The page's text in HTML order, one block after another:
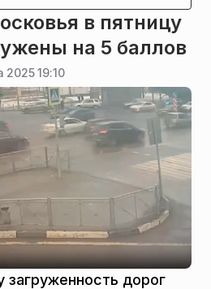
в пятницу
на 5 баллов
2025 19:10
загруженность дорог